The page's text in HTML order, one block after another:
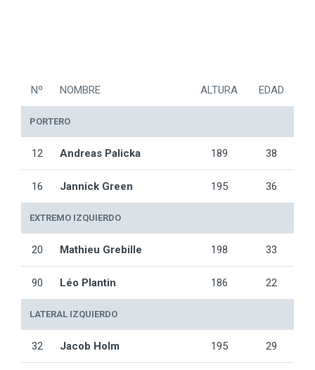
Nº NOMBRE ALTURA EDAD
PORTERO
12 Andreas Palicka 189 38
16 Jannick Green 195 36
EXTREMO IZQUIERDO
20 Mathieu Grebille 198 33
90 Léo Plantin 186 22
LATERAL IZQUIERDO
32 Jacob Holm 195 29